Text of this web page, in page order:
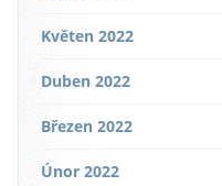
Květen 2022
Duben 2022
Březen 2022
Únor 2022